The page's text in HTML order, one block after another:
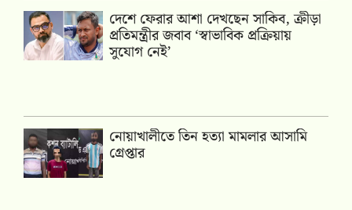
দেশে ফেরার আশা দেখছেন সাকিব, ক্রীড়া
প্রতিমন্ত্রীর জবাব ‘স্বাভাবিক প্রক্রিয়ায়
সুযোগ নেই’
নোয়াখালীতে তিন হত্যা মামলার আসামি
গ্রেপ্তার